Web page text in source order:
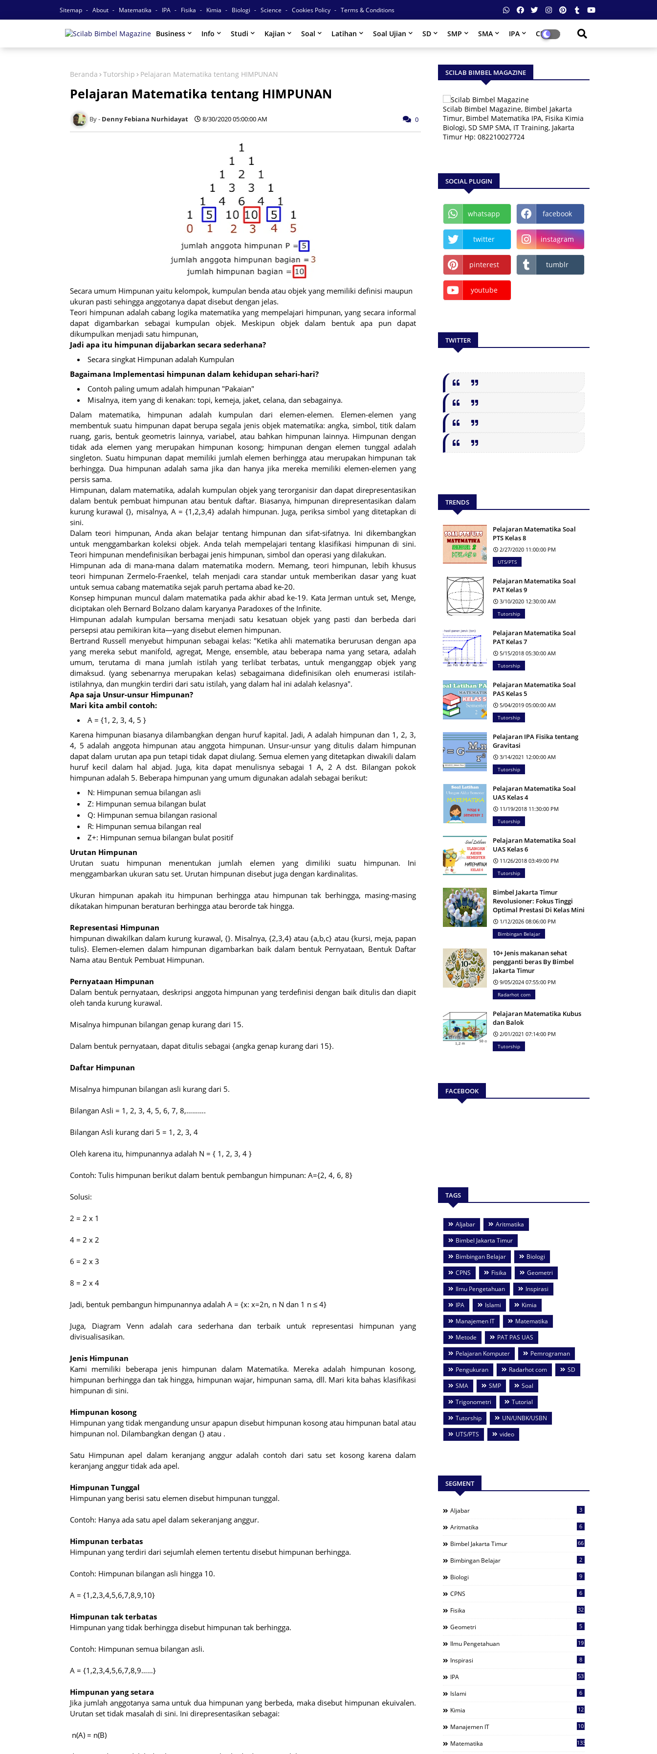
Sitemap About Matematika IPA Fisika Kimia Biologi Science Cookies Policy Terms & Conditions
Business Info Studi Kajian Soal Latihan Soal Ujian SD SMP SMA IPA CPNS
Beranda Tutorship Pelajaran Matematika tentang HIMPUNAN
Pelajaran Matematika tentang HIMPUNAN
Denny Febiana Nurhidayat 8/30/2020 05:00:00 AM 0
Secara umum Himpunan yaitu kelompok, kumpulan benda atau objek yang memiliki definisi maupun
ukuran pasti sehingga anggotanya dapat disebut dengan jelas.
Teori himpunan adalah cabang logika matematika yang mempelajari himpunan, yang secara informal
dapat digambarkan sebagai kumpulan objek. Meskipun objek dalam bentuk apa pun dapat
dikumpulkan menjadi satu himpunan,
Jadi apa itu himpunan dijabarkan secara sederhana?
Secara singkat Himpunan adalah Kumpulan
Bagaimana Implementasi himpunan dalam kehidupan sehari-hari?
Contoh paling umum adalah himpunan "Pakaian"
Misalnya, item yang di kenakan: topi, kemeja, jaket, celana, dan sebagainya.
Dalam matematika, himpunan adalah kumpulan dari elemen-elemen. Elemen-elemen yang
membentuk suatu himpunan dapat berupa segala jenis objek matematika: angka, simbol, titik dalam
ruang, garis, bentuk geometris lainnya, variabel, atau bahkan himpunan lainnya. Himpunan dengan
tidak ada elemen yang merupakan himpunan kosong; himpunan dengan elemen tunggal adalah
singleton. Suatu himpunan dapat memiliki jumlah elemen berhingga atau merupakan himpunan tak
berhingga. Dua himpunan adalah sama jika dan hanya jika mereka memiliki elemen-elemen yang
persis sama.
Himpunan, dalam matematika, adalah kumpulan objek yang terorganisir dan dapat direpresentasikan
dalam bentuk pembuat himpunan atau bentuk daftar. Biasanya, himpunan direpresentasikan dalam
kurung kurawal {}, misalnya, A = {1,2,3,4} adalah himpunan. Juga, periksa simbol yang ditetapkan di
sini.
Dalam teori himpunan, Anda akan belajar tentang himpunan dan sifat-sifatnya. Ini dikembangkan
untuk menggambarkan koleksi objek. Anda telah mempelajari tentang klasifikasi himpunan di sini.
Teori himpunan mendefinisikan berbagai jenis himpunan, simbol dan operasi yang dilakukan.
Himpunan ada di mana-mana dalam matematika modern. Memang, teori himpunan, lebih khusus
teori himpunan Zermelo-Fraenkel, telah menjadi cara standar untuk memberikan dasar yang kuat
untuk semua cabang matematika sejak paruh pertama abad ke-20.
Konsep himpunan muncul dalam matematika pada akhir abad ke-19. Kata Jerman untuk set, Menge,
diciptakan oleh Bernard Bolzano dalam karyanya Paradoxes of the Infinite.
Himpunan adalah kumpulan bersama menjadi satu kesatuan objek yang pasti dan berbeda dari
persepsi atau pemikiran kita—yang disebut elemen himpunan.
Bertrand Russell menyebut himpunan sebagai kelas: "Ketika ahli matematika berurusan dengan apa
yang mereka sebut manifold, agregat, Menge, ensemble, atau beberapa nama yang setara, adalah
umum, terutama di mana jumlah istilah yang terlibat terbatas, untuk menganggap objek yang
dimaksud. (yang sebenarnya merupakan kelas) sebagaimana didefinisikan oleh enumerasi istilah-
istilahnya, dan mungkin terdiri dari satu istilah, yang dalam hal ini adalah kelasnya".
Apa saja Unsur-unsur Himpunan?
Mari kita ambil contoh:
A = {1, 2, 3, 4, 5 }
Karena himpunan biasanya dilambangkan dengan huruf kapital. Jadi, A adalah himpunan dan 1, 2, 3,
4, 5 adalah anggota himpunan atau anggota himpunan. Unsur-unsur yang ditulis dalam himpunan
dapat dalam urutan apa pun tetapi tidak dapat diulang. Semua elemen yang ditetapkan diwakili dalam
huruf kecil dalam hal abjad. Juga, kita dapat menulisnya sebagai 1 A, 2 A dst. Bilangan pokok
himpunan adalah 5. Beberapa himpunan yang umum digunakan adalah sebagai berikut:
N: Himpunan semua bilangan asli
Z: Himpunan semua bilangan bulat
Q: Himpunan semua bilangan rasional
R: Himpunan semua bilangan real
Z+: Himpunan semua bilangan bulat positif
Urutan Himpunan
Urutan suatu himpunan menentukan jumlah elemen yang dimiliki suatu himpunan. Ini
menggambarkan ukuran satu set. Urutan himpunan disebut juga dengan kardinalitas.
Ukuran himpunan apakah itu himpunan berhingga atau himpunan tak berhingga, masing-masing
dikatakan himpunan beraturan berhingga atau berorde tak hingga.
Representasi Himpunan
himpunan diwakilkan dalam kurung kurawal, {}. Misalnya, {2,3,4} atau {a,b,c} atau {kursi, meja, papan
tulis}. Elemen-elemen dalam himpunan digambarkan baik dalam bentuk Pernyataan, Bentuk Daftar
Nama atau Bentuk Pembuat Himpunan.
Pernyataan Himpunan
Dalam bentuk pernyataan, deskripsi anggota himpunan yang terdefinisi dengan baik ditulis dan diapit
oleh tanda kurung kurawal.
Misalnya himpunan bilangan genap kurang dari 15.
Dalam bentuk pernyataan, dapat ditulis sebagai {angka genap kurang dari 15}.
Daftar Himpunan
Misalnya himpunan bilangan asli kurang dari 5.
Bilangan Asli = 1, 2, 3, 4, 5, 6, 7, 8,……….
Bilangan Asli kurang dari 5 = 1, 2, 3, 4
Oleh karena itu, himpunannya adalah N = { 1, 2, 3, 4 }
Contoh: Tulis himpunan berikut dalam bentuk pembangun himpunan: A={2, 4, 6, 8}
Solusi:
2 = 2 x 1
4 = 2 x 2
6 = 2 x 3
8 = 2 x 4
Jadi, bentuk pembangun himpunannya adalah A = {x: x=2n, n N dan 1 n ≤ 4}
Juga, Diagram Venn adalah cara sederhana dan terbaik untuk representasi himpunan yang
divisualisasikan.
Jenis Himpunan
Kami memiliki beberapa jenis himpunan dalam Matematika. Mereka adalah himpunan kosong,
himpunan berhingga dan tak hingga, himpunan wajar, himpunan sama, dll. Mari kita bahas klasifikasi
himpunan di sini.
Himpunan kosong
Himpunan yang tidak mengandung unsur apapun disebut himpunan kosong atau himpunan batal atau
himpunan nol. Dilambangkan dengan {} atau .
Satu Himpunan apel dalam keranjang anggur adalah contoh dari satu set kosong karena dalam
keranjang anggur tidak ada apel.
Himpunan Tunggal
Himpunan yang berisi satu elemen disebut himpunan tunggal.
Contoh: Hanya ada satu apel dalam sekeranjang anggur.
Himpunan terbatas
Himpunan yang terdiri dari sejumlah elemen tertentu disebut himpunan berhingga.
Contoh: Himpunan bilangan asli hingga 10.
A = {1,2,3,4,5,6,7,8,9,10}
Himpunan tak terbatas
Himpunan yang tidak berhingga disebut himpunan tak berhingga.
Contoh: Himpunan semua bilangan asli.
A = {1,2,3,4,5,6,7,8,9……}
Himpunan yang setara
Jika jumlah anggotanya sama untuk dua himpunan yang berbeda, maka disebut himpunan ekuivalen.
Urutan set tidak masalah di sini. Ini direpresentasikan sebagai:
n(A) = n(B)
SCILAB BIMBEL MAGAZINE
Scilab Bimbel Magazine, Bimbel Jakarta
Timur, Bimbel Matematika IPA, Fisika Kimia
Biologi, SD SMP SMA, IT Training, Jakarta
Timur Hp: 082210027724
SOCIAL PLUGIN
whatsapp facebook
twitter instagram
pinterest tumblr
youtube
TWITTER
TRENDS
Pelajaran Matematika Soal
PTS Kelas 8
2/27/2020 11:00:00 PM
UTS/PTS
Pelajaran Matematika Soal
PAT Kelas 9
3/10/2020 12:30:00 AM
Tutorship
Pelajaran Matematika Soal
PAT Kelas 7
5/15/2018 05:30:00 AM
Tutorship
Pelajaran Matematika Soal
PAS Kelas 5
5/04/2019 05:00:00 AM
Tutorship
Pelajaran IPA Fisika tentang
Gravitasi
3/14/2021 12:00:00 AM
Tutorship
Pelajaran Matematika Soal
UAS Kelas 4
11/19/2018 11:30:00 PM
Tutorship
Pelajaran Matematika Soal
UAS Kelas 6
11/26/2018 03:49:00 PM
Tutorship
Bimbel Jakarta Timur
Revolusioner: Fokus Tinggi
Optimal Prestasi Di Kelas Mini
1/12/2026 08:06:00 PM
Bimbingan Belajar
10+ Jenis makanan sehat
pengganti beras By Bimbel
Jakarta Timur
9/05/2024 07:55:00 PM
Radarhot com
Pelajaran Matematika Kubus
dan Balok
2/01/2021 07:14:00 PM
Tutorship
FACEBOOK
TAGS
Aljabar
Aritmatika
Bimbel Jakarta Timur
Bimbingan Belajar
Biologi
CPNS
Fisika
Geometri
Ilmu Pengetahuan
Inspirasi
IPA
Islami
Kimia
Manajemen IT
Matematika
Metode
PAT PAS UAS
Pelajaran Komputer
Pemrograman
Pengukuran
Radarhot com
SD
SMA
SMP
Soal
Trigonometri
Tutorial
Tutorship
UN/UNBK/USBN
UTS/PTS
video
SEGMENT
Aljabar 3
Aritmatika 6
Bimbel Jakarta Timur 66
Bimbingan Belajar 2
Biologi 9
CPNS 6
Fisika 32
Geometri 5
Ilmu Pengetahuan 19
Inspirasi 8
IPA 53
Islami 6
Kimia 12
Manajemen IT 10
Matematika 133